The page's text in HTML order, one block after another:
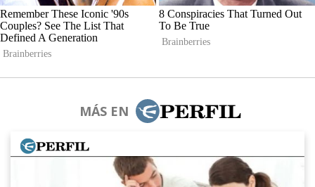
MÁS EN